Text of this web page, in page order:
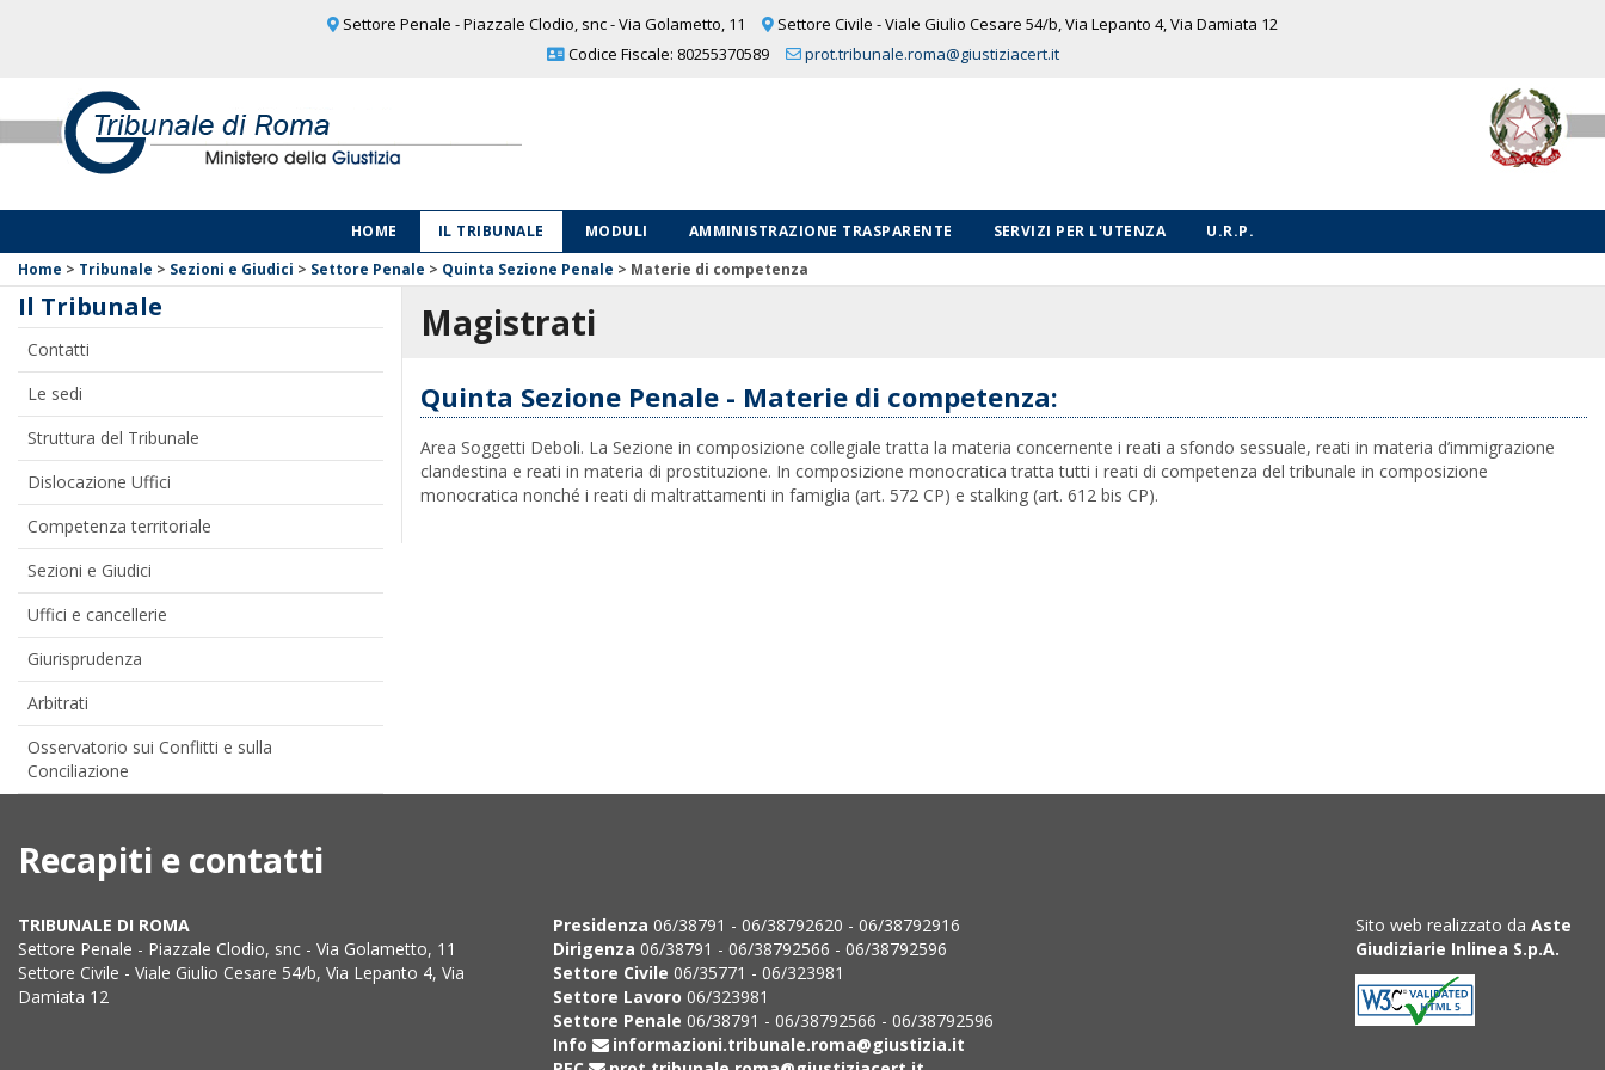
Settore Penale - Piazzale Clodio, snc - Via Golametto, 11
Settore Civile - Viale Giulio Cesare 54/b, Via Lepanto 4, Via Damiata 12
Codice Fiscale: 80255370589
prot.tribunale.roma@giustiziacert.it
HOME IL TRIBUNALE MODULI AMMINISTRAZIONE TRASPARENTE SERVIZI PER L'UTENZA
U.R.P.
Home > Tribunale > Sezioni e Giudici > Settore Penale > Quinta Sezione Penale > Materie di competenza
Il Tribunale
Contatti
Le sedi
Struttura del Tribunale
Dislocazione Uffici
Competenza territoriale
Sezioni e Giudici
Uffici e cancellerie
Giurisprudenza
Arbitrati
Osservatorio sui Conflitti e sulla
Conciliazione
Magistrati
Quinta Sezione Penale - Materie di competenza:
Area Soggetti Deboli. La Sezione in composizione collegiale tratta la materia concernente i reati a sfondo sessuale, reati in materia d’immigrazione
clandestina e reati in materia di prostituzione. In composizione monocratica tratta tutti i reati di competenza del tribunale in composizione
monocratica nonché i reati di maltrattamenti in famiglia (art. 572 CP) e stalking (art. 612 bis CP).
Recapiti e contatti
TRIBUNALE DI ROMA
Settore Penale - Piazzale Clodio, snc - Via Golametto, 11
Settore Civile - Viale Giulio Cesare 54/b, Via Lepanto 4, Via
Damiata 12
Presidenza 06/38791 - 06/38792620 - 06/38792916
Dirigenza 06/38791 - 06/38792566 - 06/38792596
Settore Civile 06/35771 - 06/323981
Settore Lavoro 06/323981
Settore Penale 06/38791 - 06/38792566 - 06/38792596
Info
informazioni.tribunale.roma@giustizia.it
Sito web realizzato da Aste
Giudiziarie Inlinea S.p.A.